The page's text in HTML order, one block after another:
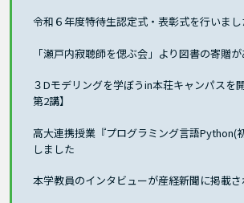
令和６年度特待生認定式・表彰式を行いまし
「瀬戸内寂聴師を偲ぶ会」より図書の寄贈
３Dモデリングを学ぼうin本荘キャンパスを
第2講】
高大連携授業『プログラミング言語Python(
しました
本学教員のインタビューが産経新聞に掲載